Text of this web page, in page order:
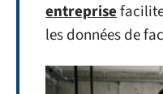
entreprise
les données de